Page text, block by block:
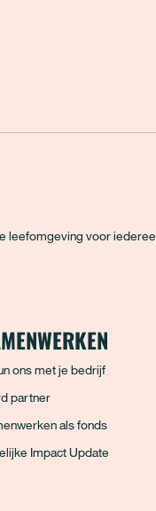
leefomgeving voor
ons met je bedrijf
partner
als fonds
Impact Update